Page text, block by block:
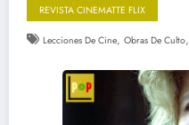
REVISTA CINEMATTE FLIX
Lecciones De Cine, Obras De Culto,